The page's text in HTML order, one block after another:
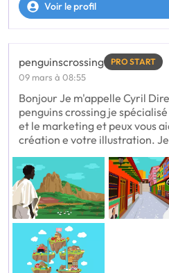
Voir le profil
penguinscrossing PRO START
09 mars à 08:55
Bonjour Je m'appelle Cyril
penguins crossing je
et le marketing et peux vous
création e votre illustration.